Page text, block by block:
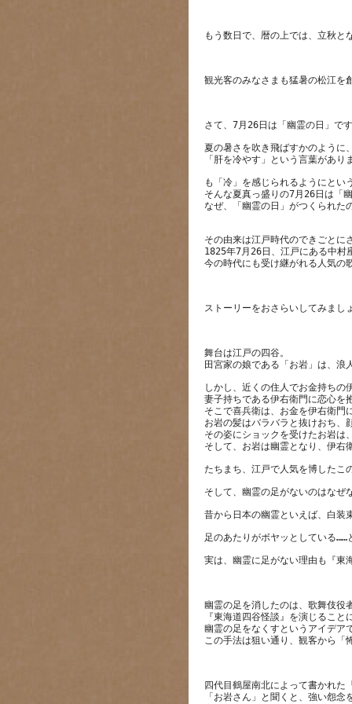
夏の暑さを吹き飛ばすかのように
も「冷」を感じられるようにとい
そんな夏真っ盛りの7月26日は「
その由来は江戸時代のできごとに
1825年7月26日、江戸にある中村
舞台は江戸の四谷。
しかし、近くの住人でお金持ちの
妻子持ちである伊右衛門に恋心を
そこで喜兵衛は、お金を伊右衛門
お岩の髪はバラバラと抜けおち、
その姿にショックを受けたお岩は
幽霊の足を消したのは、歌舞伎役
『東海道四谷怪談』を演じるこ
幽霊の足をなくすというアイデア
四代目鶴屋南北によって書かれた
「お岩さん」と聞くと、強い怨